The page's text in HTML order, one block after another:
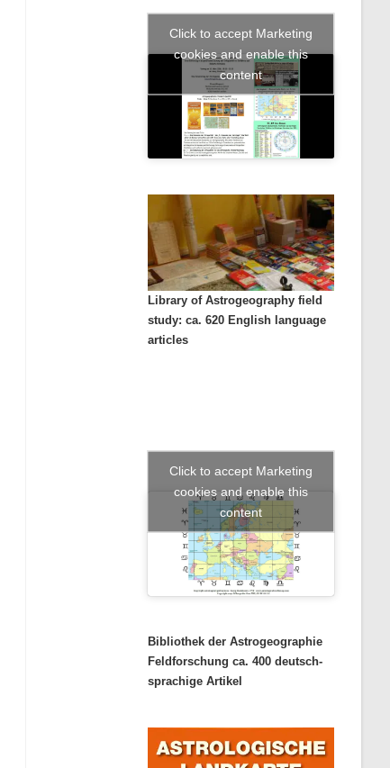
Click to accept Marketing
cookies and enable this
content
Library of Astrogeography field
study: ca. 620 English language
articles
Click to accept Marketing
cookies and enable this
content
Bibliothek der Astrogeographie
Feldforschung ca. 400 deutsch-
sprachige Artikel